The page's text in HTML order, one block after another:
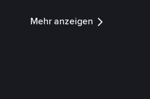
Mehr anzeigen